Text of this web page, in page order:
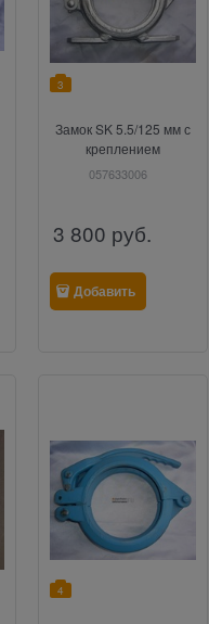
3
Замок SK 5.5/125 мм с
креплением
Putzmeister
057633006
3 800 руб.
Добавить
4